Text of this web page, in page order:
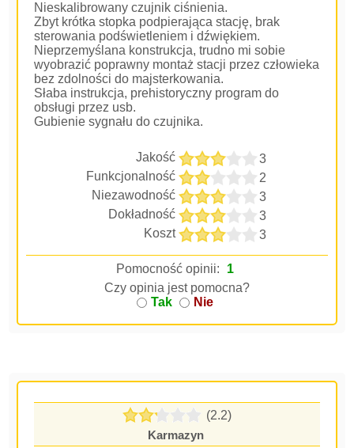
Nieskalibrowany czujnik ciśnienia.
Zbyt krótka stopka podpierająca stację, brak
sterowania podświetleniem i dźwiękiem.
Nieprzemyślana konstrukcja, trudno mi sobie
wyobrazić poprawny montaż stacji przez człowieka
bez zdolności do majsterkowania.
Słaba instrukcja, prehistoryczny program do
obsługi przez usb.
Gubienie sygnału do czujnika.
Jakość
3
Funkcjonalność
2
Niezawodność
3
Dokładność
3
Koszt
3
Pomocność opinii:
1
Czy opinia jest pomocna?
Tak
Nie
(2.2)
Karmazyn